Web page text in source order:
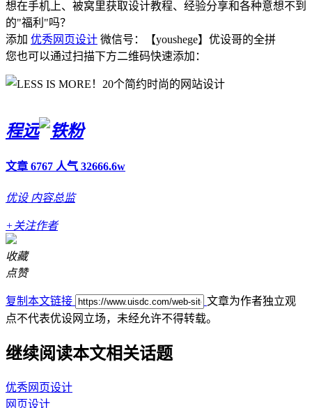
想在手机上、被窝里获取设计教程、经验分享和各种意想不到
的"福利"吗？
添加 优秀网页设计 微信号：【youshege】优设哥的全拼
您也可以通过扫描下方二维码快速添加：
程远
文章 6767 人气 32666.6w
优设 内容总监
+关注作者
收藏
点赞
复制本文链接
文章为作者独立观
点不代表优设网立场， 未经允许不得转载。
继续阅读本文相关话题
优秀网页设计
网页设计